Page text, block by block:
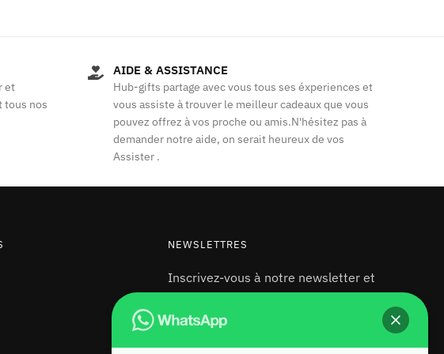
et
tous nos
AIDE & ASSISTANCE
Hub-gifts partage avec vous tous ses éxperiences et
vous assiste à trouver le meilleur cadeaux que vous
pouvez offrez à vos proche ou amis.N'hésitez pas à
demander notre aide, on serait heureux de vos
Assister .
NEWSLETTRES
Inscrivez-vous à notre newsletter et
recevez 10% de réduction sur votre
première commande !